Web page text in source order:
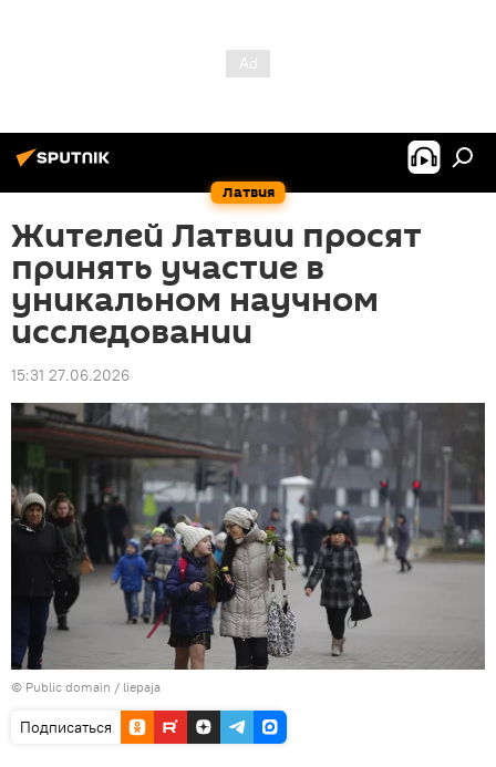
Латвия
Жителей Латвии просят
принять участие в
уникальном научном
исследовании
15:31 27.06.2026
© Public domain / liepaja
Подписаться